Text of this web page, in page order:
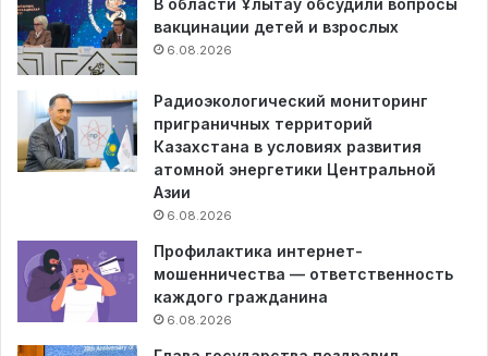
вакцинации детей и взрослых
6.08.2026
Радиоэкологический мониторинг
приграничных территорий
Казахстана в условиях развития
атомной энергетики Центральной
Азии
6.08.2026
Профилактика интернет-
мошенничества — ответственность
каждого гражданина
6.08.2026